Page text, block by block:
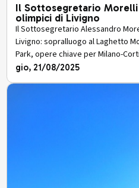
Il Sottosegretario
olimpici di Livigno
Il Sottosegretario Alessandro
Livigno: sopralluogo al Laghetto
Park, opere chiave per Milano-
sostenibilità.
gio, 21/08/2025